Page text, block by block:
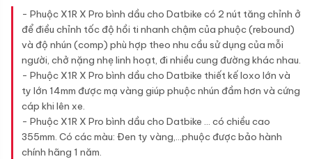
- Phuộc X1R X Pro bình dầu cho Datbike có 2 nút tăng chỉnh ở
để điều chỉnh tốc độ hồi ti nhanh chậm của phuộc (rebound)
và độ nhún (comp) phù hợp theo nhu cầu sử dụng của mỗi
người, chở nặng nhẹ linh hoạt, đi nhiều cung đường khác nhau.
- Phuộc X1R X Pro bình dầu cho Datbike thiết kế loxo lớn và
ty lớn 14mm được mạ vàng giúp phuộc nhún đầm hơn và cứng
cáp khi lên xe.
- Phuộc X1R X Pro bình dầu cho Datbike ... có chiều cao
355mm. Có các màu: Đen ty vàng,...phuộc được bảo hành
chính hãng 1 năm.